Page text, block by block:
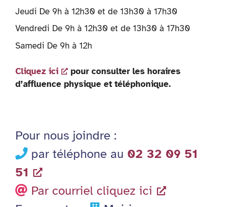
Jeudi De 9h à 12h30 et de 13h30 à 17h30
Vendredi De 9h à 12h30 et de 13h30 à 17h30
Samedi De 9h à 12h
Cliquez ici
pour consulter les horaires
d’affluence physique et téléphonique.
Pour nous joindre :
par téléphone au 02 32 09 51
51
Par courriel cliquez ici